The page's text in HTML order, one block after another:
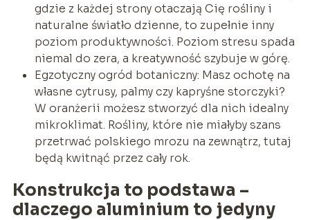
gdzie z każdej strony otaczają Cię rośliny i
naturalne światło dzienne, to zupełnie inny
poziom produktywności. Poziom stresu spada
niemal do zera, a kreatywność szybuje w górę.
Egzotyczny ogród botaniczny: Masz ochotę na
własne cytrusy, palmy czy kapryśne storczyki?
W oranżerii możesz stworzyć dla nich idealny
mikroklimat. Rośliny, które nie miałyby szans
przetrwać polskiego mrozu na zewnątrz, tutaj
będą kwitnąć przez cały rok.
Konstrukcja to podstawa –
dlaczego aluminium to jedyny